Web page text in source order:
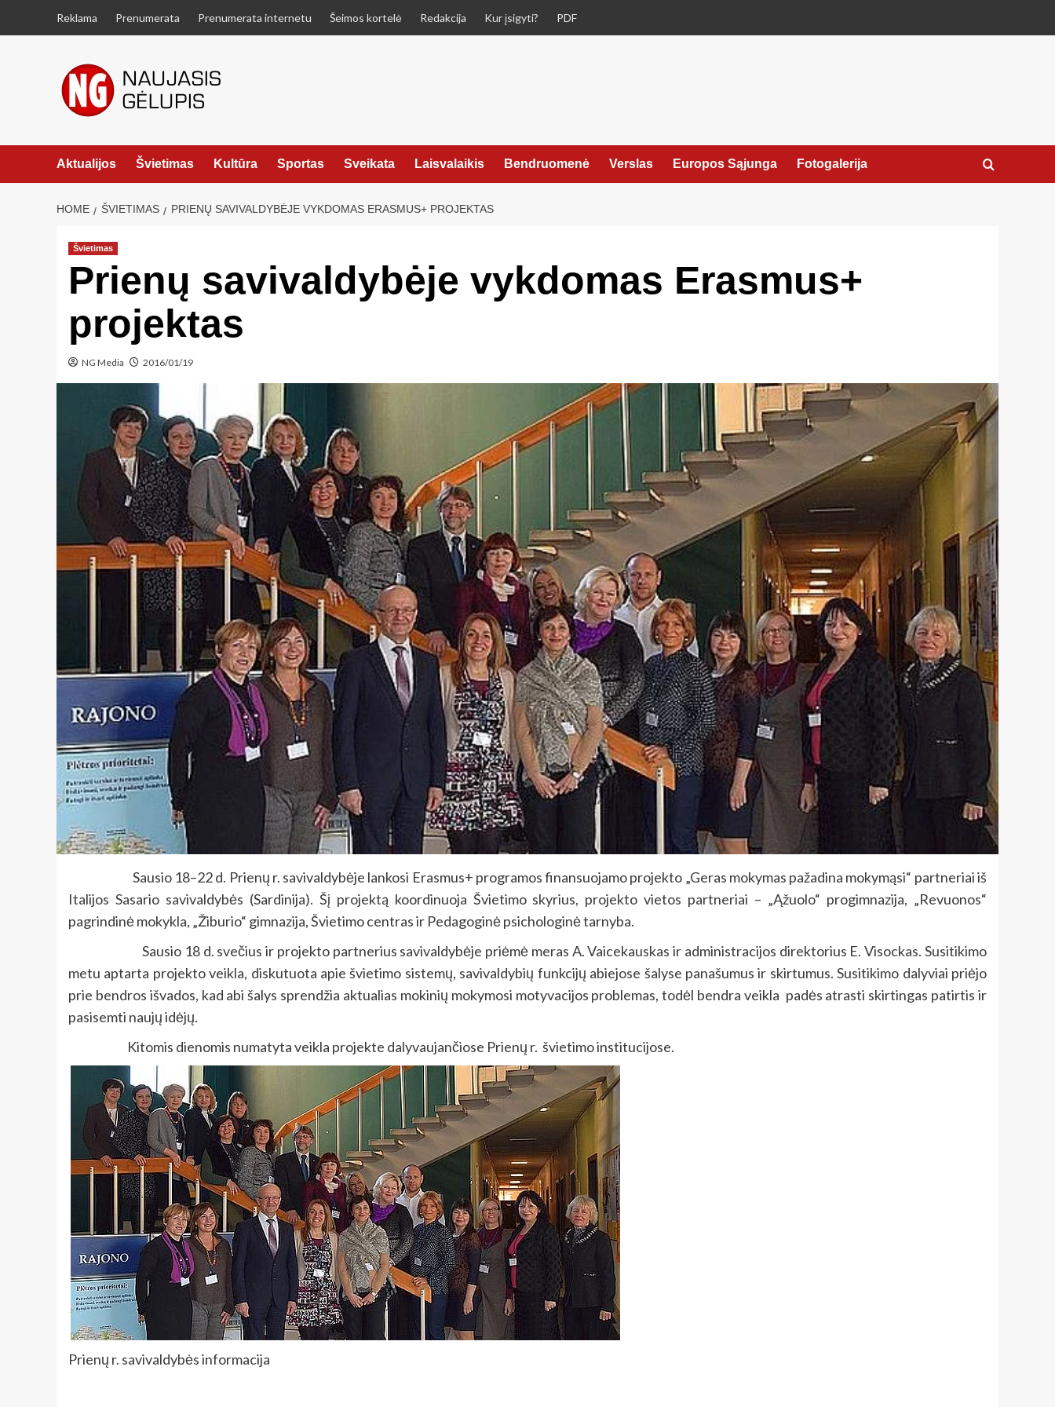
Reklama Prenumerata Prenumerata internetu Šeimos kortelė Redakcija Kur įsigyti? PDF
Aktualijos Švietimas Kultūra Sportas Sveikata Laisvalaikis Bendruomenė Verslas Europos Sąjunga Fotogalerija
HOME ŠVIETIMAS PRIENŲ SAVIVALDYBĖJE VYKDOMAS ERASMUS+ PROJEKTAS
Švietimas
Prienų savivaldybėje vykdomas Erasmus+
projektas
NG Media 2016/01/19
Sausio 18–22 d. Prienų r. savivaldybėje lankosi Erasmus+ programos finansuojamo projekto „Geras mokymas pažadina mokymąsi“ partneriai iš
Italijos Sasario savivaldybės (Sardinija). Šį projektą koordinuoja Švietimo skyrius, projekto vietos partneriai – „Ąžuolo“ progimnazija, „Revuonos“
pagrindinė mokykla, „Žiburio“ gimnazija, Švietimo centras ir Pedagoginė psichologinė tarnyba.
Sausio 18 d. svečius ir projekto partnerius savivaldybėje priėmė meras A. Vaicekauskas ir administracijos direktorius E. Visockas. Susitikimo
metu aptarta projekto veikla, diskutuota apie švietimo sistemų, savivaldybių funkcijų abiejose šalyse panašumus ir skirtumus. Susitikimo dalyviai priėjo
prie bendros išvados, kad abi šalys sprendžia aktualias mokinių mokymosi motyvacijos problemas, todėl bendra veikla padės atrasti skirtingas patirtis ir
pasisemti naujų idėjų.
Kitomis dienomis numatyta veikla projekte dalyvaujančiose Prienų r. švietimo institucijose.
Prienų r. savivaldybės informacija